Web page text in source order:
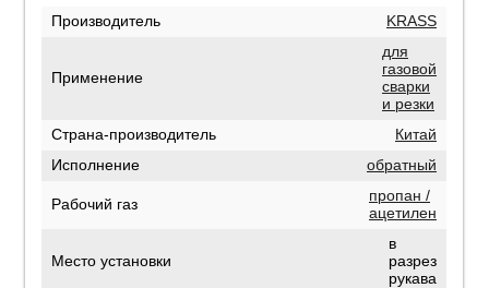
Производитель KRASS
Применение
для
газовой
сварки
и резки
Страна-производитель
Китай
Исполнение
обратный
Рабочий газ
пропан /
ацетилен
Место установки
в
разрез
рукава